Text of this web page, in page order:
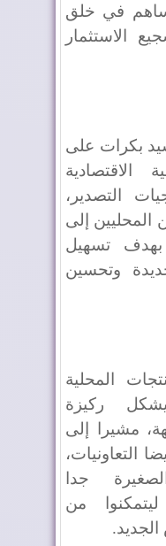
في خلق
الاستثمار
بكرات على
الاقتصادية
التصدير،
المحليين إلى
تسهيل
وتحسين
المحلية
يشكل ركيزة
مشيرا إلى
التعاونيات،
جدا
من